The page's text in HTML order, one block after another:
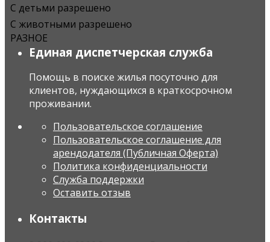
С детьми разрешено
С животными разрешено
РАЗНОЕ
Единая диспетчерская служба
Помощь в поиске жилья посуточно для
клиентов, нуждающихся в краткосрочном
проживании.
Пользовательское соглашение
Пользовательское соглашение для
арендодателя (Публичная Оферта)
Политика конфиденциальности
Служба поддержки
Оставить отзыв
Контакты